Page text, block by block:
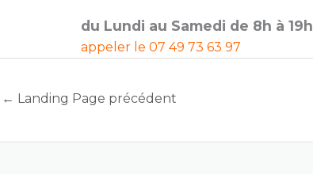
du Lundi au Samedi de 8h à 19h
appeler le 07 49 73 63 97
← Landing Page précédent